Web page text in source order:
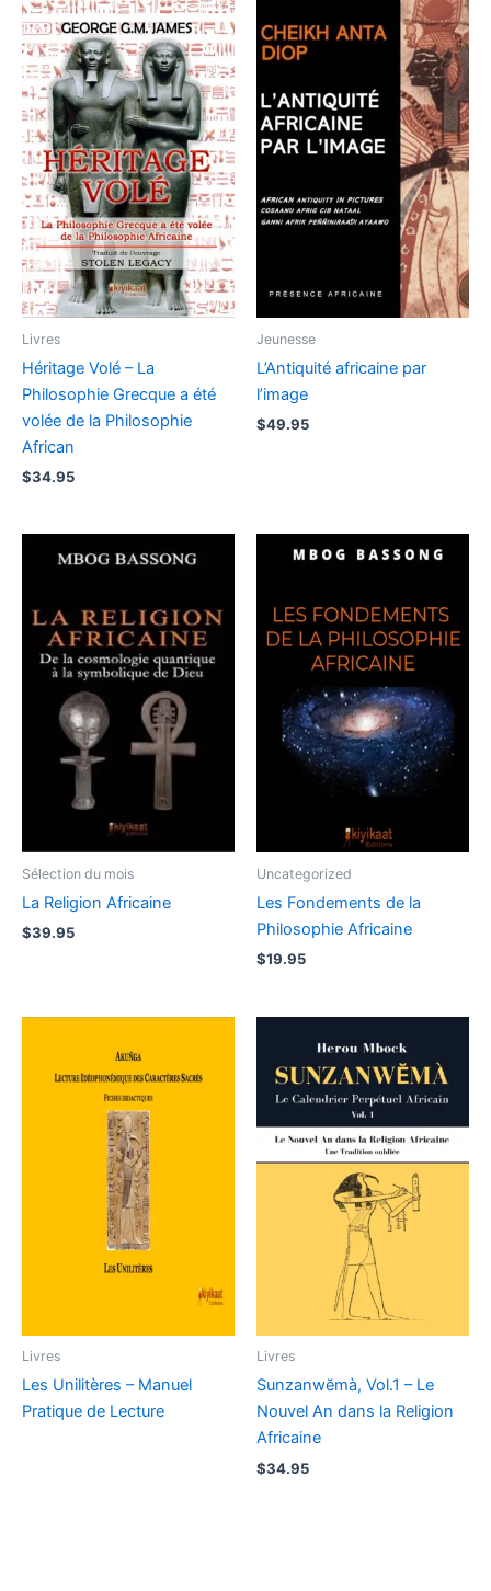
Livres
Héritage Volé – La
Philosophie Grecque a été
volée de la Philosophie
African
$34.95
Jeunesse
L’Antiquité africaine par
l’image
$49.95
Sélection du mois
La Religion Africaine
$39.95
Uncategorized
Les Fondements de la
Philosophie Africaine
$19.95
Livres
Les Unilitères – Manuel
Pratique de Lecture
Livres
Sunzanwĕmà, Vol.1 – Le
Nouvel An dans la Religion
Africaine
$34.95